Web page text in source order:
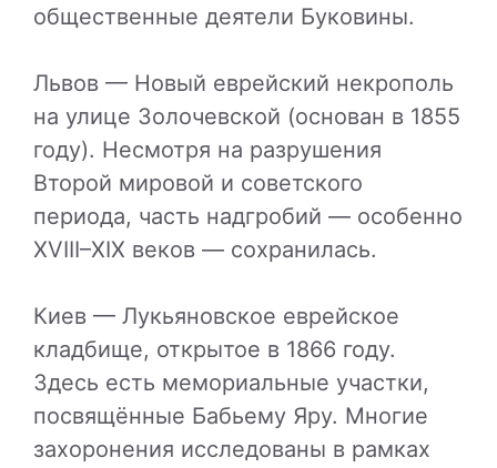
общественные деятели Буковины.
Львов — Новый еврейский некрополь
на улице Золочевской (основан в 1855
году). Несмотря на разрушения
Второй мировой и советского
периода, часть надгробий — особенно
XVIII–XIX веков — сохранилась.
Киев — Лукьяновское еврейское
кладбище, открытое в 1866 году.
Здесь есть мемориальные участки,
посвящённые Бабьему Яру. Многие
захоронения исследованы в рамках